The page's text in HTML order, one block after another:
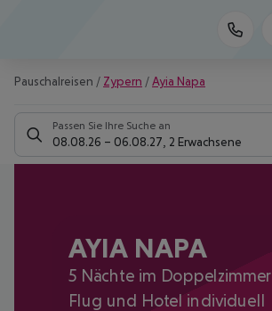
Pauschalreisen / Zypern /Ayia Napa
Passen Sie Ihre Suche an
08.08.26 – 06.08.27 2 Erwachsene
AYIA NAPA
5 Nächte im Doppelzimmer
Flug und Hotel individuell